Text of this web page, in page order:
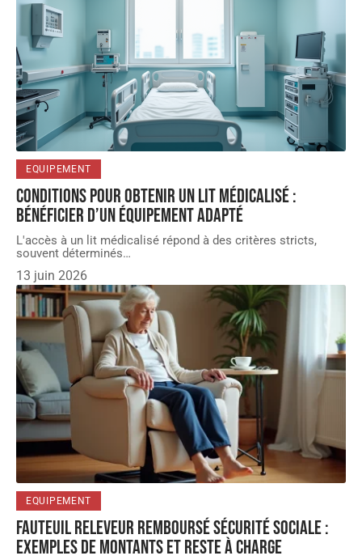
EQUIPEMENT
Conditions pour obtenir un lit médicalisé :
bénéficier d’un équipement adapté
L'accès à un lit médicalisé répond à des critères stricts,
souvent déterminés…
13 juin 2026
EQUIPEMENT
Fauteuil releveur remboursé Sécurité sociale :
exemples de montants et reste à charge